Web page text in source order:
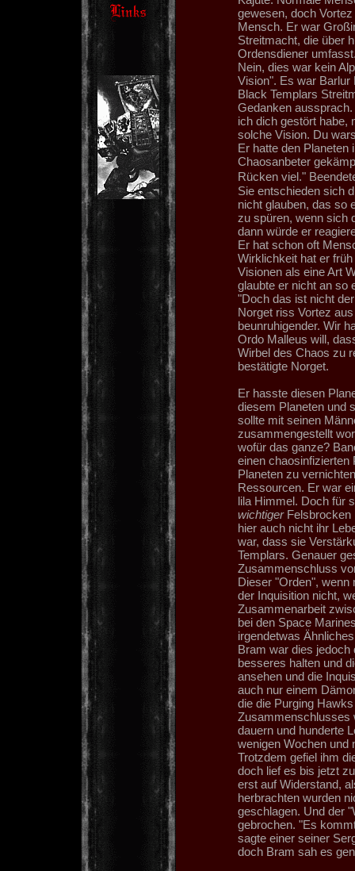
gewesen, doch
Mensch. Er war
Streitmacht, die über
Ordensdiener
Nein, dies war kein
Vision". Es war Barlur
Black Templars
Gedanken
ich dich gestört habe,
solche Vision. Du
Er hatte den Planeten
Chaosanbeter
Rücken viel."
Sie entschieden sich
nicht glauben, das so
zu spüren, wenn sich
dann würde er
Er hat schon oft
Wirklichkeit hat er
Visionen als eine Art
glaubte er nicht an so
"Doch das ist nicht
Norget riss Vortez
beunruhigender. Wir
Ordo Malleus will,
Wirbel des Chaos zu
bestätigte Norget.
Er hasste diesen
diesem Planeten und
sollte mit seinen
zusammengestellt
wofür das ganze?
einen chaosinfizierten
Planeten zu
Ressourcen. Er war
lila Himmel. Doch für
wichtigerFelsbrocken
hier auch nicht ihr
war, dass sie
Templars. Genauer
Zusammenschluss
Dieser "Orden", wenn
der Inquisition nicht,
Zusammenarbeit
bei den Space
irgendetwas
Bram war dies
besseres halten und
ansehen und die
auch nur einem
die die Purging
Zusammenschlusses
dauern und hunderte
wenigen Wochen und
Trotzdem gefiel ihm
doch lief es bis jetzt
erst auf Widerstand,
herbrachten wurden
geschlagen. Und der
gebrochen. "Es
sagte einer seiner
doch Bram sah es